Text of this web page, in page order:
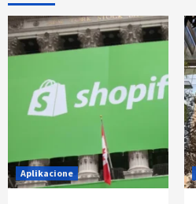
Aplikacione